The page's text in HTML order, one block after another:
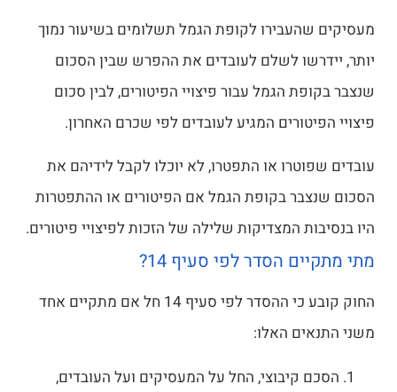
מעסיקים שהעבירו לקופת הגמל תשלומים בשיעור נמוך
יותר, יידרשו לשלם לעובדים את ההפרש שבין הסכום
שנצבר בקופת הגמל עבור פיצויי הפיטורים, לבין סכום
פיצויי הפיטורים המגיע לעובדים לפי שכרם האחרון.
עובדים שפוטרו או התפטרו, לא יוכלו לקבל לידיהם את
הסכום שנצבר בקופת הגמל אם הפיטורים או ההתפטרות
היו בנסיבות המצדיקות שלילה של הזכות לפיצויי פיטורים.
מתי מתקיים הסדר לפי סעיף 14?
החוק קובע כי ההסדר לפי סעיף 14 חל אם מתקיים אחד
משני התנאים האלו:
הסכם קיבוצי, החל על המעסיקים ועל העובדים,